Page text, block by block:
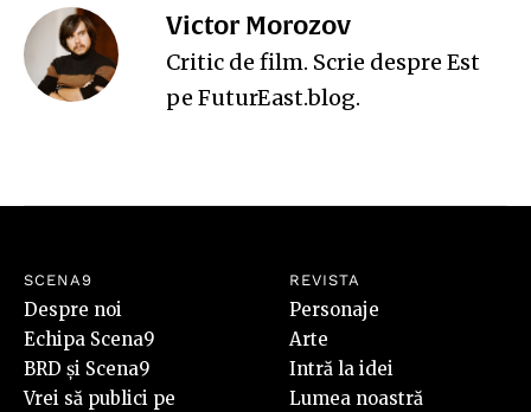
Victor Morozov
Critic de film. Scrie despre Est
pe FuturEast.blog.
SCENA9
Despre noi
Echipa Scena9
BRD și Scena9
Vrei să publici pe
REVISTA
Personaje
Arte
Intră la idei
Lumea noastră